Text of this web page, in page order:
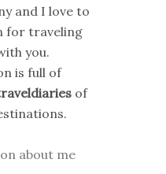
and I love to
for traveling
you.
is full of
of
about me